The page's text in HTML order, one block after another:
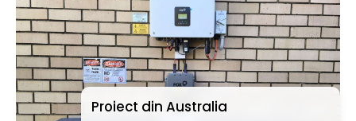
Proiect din Australia